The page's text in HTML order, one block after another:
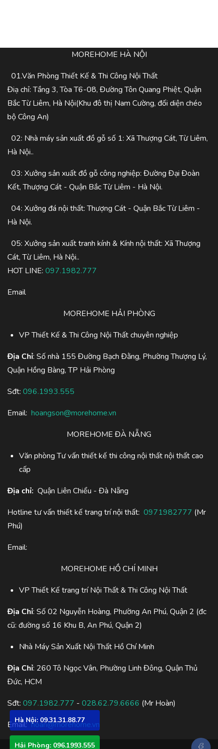
Hà Nội: 09.31.31.88.77
Hải Phòng: 096.1993.555
MOREHOME HÀ NỘI
01.Văn Phòng Thiết Kế & Thi Công Nội Thất
Điạ chỉ: Tầng 3, Tòa T6-08, Đường Tôn Quang Phiệt, Quận
Bắc Từ Liêm, Hà Nội(Khu đô thị Nam Cường, đối diện chéo
bộ Công An)
02: Nhà máy sản xuất đồ gỗ số 1: Xã Thượng Cát, Từ Liêm,
Hà Nội..
03: Xưởng sản xuất đồ gỗ công nghiệp: Đường Đại Đoàn
Kết, Thượng Cát - Quận Bắc Từ Liêm - Hà Nội.
04: Xưởng đá nội thất: Thượng Cát - Quận Bắc Từ Liêm -
Hà Nội.
05: Xưởng sản xuất tranh kính & Kính nội thất: Xã Thượng
Cát, Từ Liêm, Hà Nội..
HOT LINE: 097.1982.777
Email
MOREHOME HẢI PHÒNG
VP Thiết Kế & Thi Công Nội Thất chuyên nghiệp
Địa Chỉ: Số nhà 155 Đường Bạch Đằng, Phường Thượng Lý,
Quận Hồng Bàng, TP Hải Phòng
Sđt: 096.1993.555
Email: hoangson@morehome.vn
MOREHOME ĐÀ NẴNG
Văn phòng Tư vấn thiết kế thi công nội thất nội thất cao
cấp
Địa chỉ: Quận Liên Chiểu - Đà Nẵng
Hotline tư vấn thiết kế trang trí nội thất: 0971982777 (Mr
Phú)
Email:
MOREHOME HỒ CHÍ MINH
VP Thiết Kế trang trí Nội Thất & Thi Công Nội Thất
Địa Chỉ: Số 02 Nguyễn Hoàng, Phường An Phú, Quận 2 (đc
cũ: đường số 16 Khu B, An Phú, Quận 2)
Nhà Máy Sản Xuất Nội Thất Hồ Chí Minh
Địa Chỉ: 260 Tô Ngọc Vân, Phường Linh Đông, Quận Thủ
Đức, HCM
Sđt: 097.1982.777 - 028.62.79.6666 (Mr Hoàn)
Email:hoan@morehome.vn